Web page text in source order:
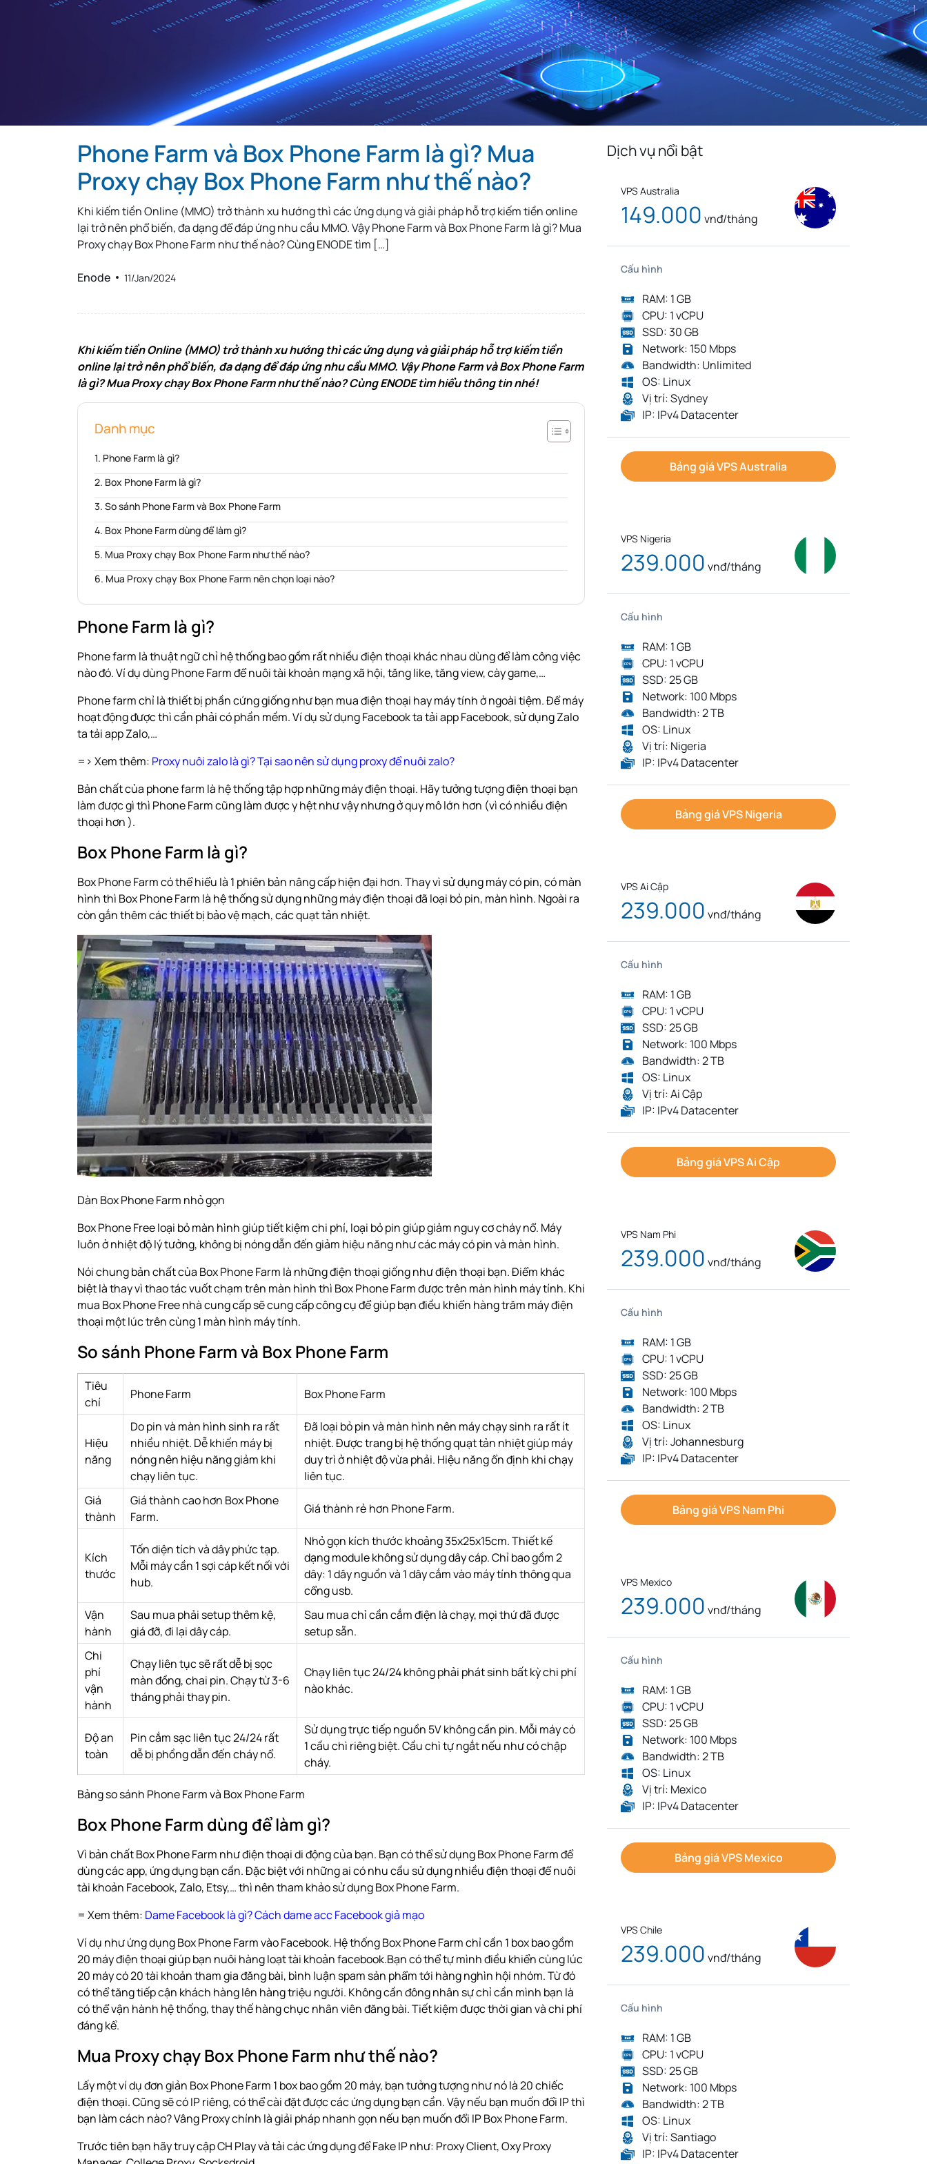
Thailand
Algeria Egypt Iceland Monaco
Venezuela
Hungary
Austria Turkmenistan Uzbekistan Bolivia
Kenya
Mongolia Malaysia Paraguay Serbia
Slovenia
Zambia
Albania Jamaica Israel Liberia
Mexico
Uruguay
Sri Lanka Madagascar Nepal
Bulgaria
South Africa
Costa Rica Croatia
New Zealand
Saudi Arabia Bahamas North Macedonia Jordan
Malta
Tanzania
Libya
South Sudan Denmark Taiwan
Korea
Iraq
Iran Tajikistan Nigeria Việt Nam
Phone Farm và Box Phone Farm là gì? Mua
Proxy chạy Box Phone Farm như thế nào?
Khi kiếm tiền Online (MMO) trở thành xu hướng thì các ứng dụng và giải pháp hỗ trợ kiếm tiền online
lại trở nên phổ biến, đa dạng để đáp ứng nhu cầu MMO. Vậy Phone Farm và Box Phone Farm là gì? Mua
Proxy chạy Box Phone Farm như thế nào? Cùng ENODE tìm […]
Enode 11/Jan/2024
Khi kiếm tiền Online (MMO) trở thành xu hướng thì các ứng dụng và giải pháp hỗ trợ kiếm tiền
online lại trở nên phổ biến, đa dạng để đáp ứng nhu cầu MMO. Vậy Phone Farm và Box Phone Farm
là gì? Mua Proxy chạy Box Phone Farm như thế nào? Cùng ENODE tìm hiểu thông tin nhé!
Danh mục
Phone Farm là gì?
Box Phone Farm là gì?
So sánh Phone Farm và Box Phone Farm
Box Phone Farm dùng để làm gì?
Mua Proxy chạy Box Phone Farm như thế nào?
Mua Proxy chạy Box Phone Farm nên chọn loại nào?
Phone Farm là gì?
Phone farm là thuật ngữ chỉ hệ thống bao gồm rất nhiều điện thoại khác nhau dùng để làm công việc
nào đó. Ví dụ dùng Phone Farm để nuôi tài khoản mạng xã hội, tăng like, tăng view, cày game,…
Phone farm chỉ là thiết bị phần cứng giống như bạn mua điện thoại hay máy tính ở ngoài tiệm. Để máy
hoạt động được thì cần phải có phần mềm. Ví dụ sử dụng Facebook ta tải app Facebook, sử dụng Zalo
ta tải app Zalo,…
=> Xem thêm: Proxy nuôi zalo là gì? Tại sao nên sử dụng proxy để nuôi zalo?
Bản chất của phone farm là hệ thống tập hợp những máy điện thoại. Hãy tưởng tượng điện thoại bạn
làm được gì thì Phone Farm cũng làm được y hệt như vậy nhưng ở quy mô lớn hơn (vì có nhiều điện
thoại hơn ).
Box Phone Farm là gì?
Box Phone Farm có thể hiểu là 1 phiên bản nâng cấp hiện đại hơn. Thay vì sử dụng máy có pin, có màn
hình thì Box Phone Farm là hệ thống sử dụng những máy điện thoại đã loại bỏ pin, màn hình. Ngoài ra
còn gắn thêm các thiết bị bảo vệ mạch, các quạt tản nhiệt.
Dàn Box Phone Farm nhỏ gọn
Box Phone Free loại bỏ màn hình giúp tiết kiệm chi phí, loại bỏ pin giúp giảm nguy cơ cháy nổ. Máy
luôn ở nhiệt độ lý tưởng, không bị nóng dẫn đến giảm hiệu năng như các máy có pin và màn hình.
Nói chung bản chất của Box Phone Farm là những điện thoại giống như điện thoại bạn. Điểm khác
biệt là thay vì thao tác vuốt chạm trên màn hình thì Box Phone Farm được trên màn hình máy tính. Khi
mua Box Phone Free nhà cung cấp sẽ cung cấp công cụ để giúp bạn điều khiển hàng trăm máy điện
thoại một lúc trên cùng 1 màn hình máy tính.
So sánh Phone Farm và Box Phone Farm
Tiêu
chí
Phone Farm Box Phone Farm
Hiệu
năng
Do pin và màn hình sinh ra rất
nhiều nhiệt. Dễ khiến máy bị
nóng nên hiệu năng giảm khi
chạy liên tục.
Đã loại bỏ pin và màn hình nên máy chạy sinh ra rất ít
nhiệt. Được trang bị hệ thống quạt tản nhiệt giúp máy
duy trì ở nhiệt độ vừa phải. Hiệu năng ổn định khi chạy
liên tục.
Giá
thành
Giá thành cao hơn Box Phone
Farm.
Giá thành rẻ hơn Phone Farm.
Kích
thước
Tốn diện tích và dây phức tạp.
Mỗi máy cần 1 sợi cáp kết nối với
hub.
Nhỏ gọn kích thước khoảng 35x25x15cm. Thiết kế
dạng module không sử dụng dây cáp. Chỉ bao gồm 2
dây: 1 dây nguồn và 1 dây cắm vào máy tính thông qua
cổng usb.
Vận
hành
Sau mua phải setup thêm kệ,
giá đỡ, đi lại dây cáp.
Sau mua chỉ cần cắm điện là chạy, mọi thứ đã được
setup sẵn.
Chi
phí
vận
hành
Chạy liên tục sẽ rất dễ bị sọc
màn đồng, chai pin. Chạy từ 3-6
tháng phải thay pin.
Chạy liên tục 24/24 không phải phát sinh bất kỳ chi phí
nào khác.
Độ an
toàn
Pin cắm sạc liên tục 24/24 rất
dễ bị phồng dẫn đến cháy nổ.
Sử dụng trực tiếp nguồn 5V không cần pin. Mỗi máy có
1 cầu chì riêng biệt. Cầu chì tự ngắt nếu như có chập
cháy.
Bảng so sánh Phone Farm và Box Phone Farm
Box Phone Farm dùng để làm gì?
Vì bản chất Box Phone Farm như điện thoại di động của bạn. Bạn có thể sử dụng Box Phone Farm để
dùng các app, ứng dụng bạn cần. Đặc biệt với những ai có nhu cầu sử dụng nhiều điện thoại để nuôi
tài khoản Facebook, Zalo, Etsy,… thì nên tham khảo sử dụng Box Phone Farm.
= Xem thêm: Dame Facebook là gì? Cách dame acc Facebook giả mạo
Ví dụ như ứng dụng Box Phone Farm vào Facebook. Hệ thống Box Phone Farm chỉ cần 1 box bao gồm
20 máy điện thoại giúp bạn nuôi hàng loạt tài khoản facebook.Bạn có thể tự mình điều khiển cùng lúc
20 máy có 20 tài khoản tham gia đăng bài, bình luận spam sản phẩm tới hàng nghìn hội nhóm. Từ đó
có thể tăng tiếp cận khách hàng lên hàng triệu người. Không cần đông nhân sự chỉ cần mình bạn là
có thể vận hành hệ thống, thay thế hàng chục nhân viên đăng bài. Tiết kiệm được thời gian và chi phí
đáng kể.
Mua Proxy chạy Box Phone Farm như thế nào?
Lấy một ví dụ đơn giản Box Phone Farm 1 box bao gồm 20 máy, bạn tưởng tượng như nó là 20 chiếc
điện thoại. Cũng sẽ có IP riêng, có thể cài đặt được các ứng dụng bạn cần. Vậy nếu bạn muốn đổi IP thì
bạn làm cách nào? Vâng Proxy chính là giải pháp nhanh gọn nếu bạn muốn đổi IP Box Phone Farm.
Trước tiên bạn hãy truy cập CH Play và tải các ứng dụng để Fake IP như: Proxy Client, Oxy Proxy
Dịch vụ nổi bật
VPS Australia
149.000 vnđ/tháng
Cấu hình
RAM: 1 GB
CPU: 1 vCPU
SSD: 30 GB
Network: 150 Mbps
Bandwidth: Unlimited
OS: Linux
Vị trí: Sydney
IP: IPv4 Datacenter
Bảng giá VPS Australia
VPS Nigeria
239.000 vnđ/tháng
Cấu hình
RAM: 1 GB
CPU: 1 vCPU
SSD: 25 GB
Network: 100 Mbps
Bandwidth: 2 TB
OS: Linux
Vị trí: Nigeria
IP: IPv4 Datacenter
Bảng giá VPS Nigeria
VPS Ai Cập
239.000 vnđ/tháng
Cấu hình
RAM: 1 GB
CPU: 1 vCPU
SSD: 25 GB
Network: 100 Mbps
Bandwidth: 2 TB
OS: Linux
Vị trí: Ai Cập
IP: IPv4 Datacenter
Bảng giá VPS Ai Cập
VPS Nam Phi
239.000 vnđ/tháng
Cấu hình
RAM: 1 GB
CPU: 1 vCPU
SSD: 25 GB
Network: 100 Mbps
Bandwidth: 2 TB
OS: Linux
Vị trí: Johannesburg
IP: IPv4 Datacenter
Bảng giá VPS Nam Phi
VPS Mexico
239.000 vnđ/tháng
Cấu hình
RAM: 1 GB
CPU: 1 vCPU
SSD: 25 GB
Network: 100 Mbps
Bandwidth: 2 TB
OS: Linux
Vị trí: Mexico
IP: IPv4 Datacenter
Bảng giá VPS Mexico
VPS Chile
239.000 vnđ/tháng
Cấu hình
RAM: 1 GB
CPU: 1 vCPU
SSD: 25 GB
Network: 100 Mbps
Bandwidth: 2 TB
OS: Linux
Vị trí: Santiago
IP: IPv4 Datacenter